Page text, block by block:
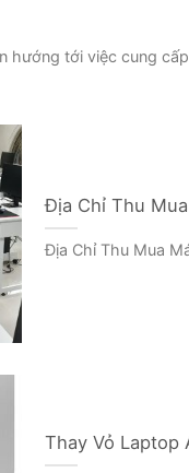
hướng tới việc cung
Địa Chỉ Thu
Địa Chỉ Thu Mua
Thay Vỏ Laptop